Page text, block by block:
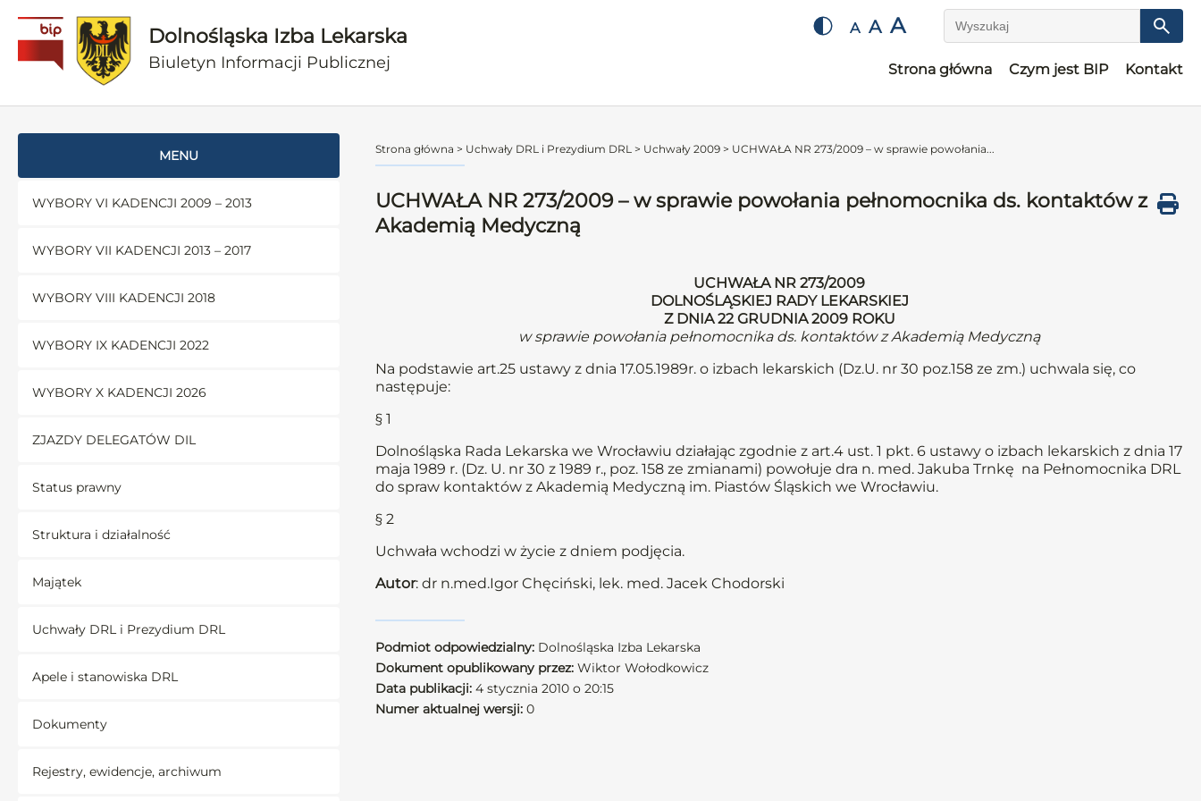
Dolnośląska Izba Lekarska
Biuletyn Informacji Publicznej
A A A Wyszukaj
Strona główna Czym jest BIP Kontakt
MENU
WYBORY VI KADENCJI 2009 – 2013
WYBORY VII KADENCJI 2013 – 2017
WYBORY VIII KADENCJI 2018
WYBORY IX KADENCJI 2022
WYBORY X KADENCJI 2026
ZJAZDY DELEGATÓW DIL
Status prawny
Struktura i działalność
Majątek
Uchwały DRL i Prezydium DRL
Apele i stanowiska DRL
Dokumenty
Rejestry, ewidencje, archiwum
Strona główna > Uchwały DRL i Prezydium DRL > Uchwały 2009 > UCHWAŁA NR 273/2009 – w sprawie powołania...
UCHWAŁA NR 273/2009 – w sprawie powołania pełnomocnika ds. kontaktów z
Akademią Medyczną
UCHWAŁA NR 273/2009
DOLNOŚLĄSKIEJ RADY LEKARSKIEJ
Z DNIA 22 GRUDNIA 2009 ROKU
w sprawie powołania pełnomocnika ds. kontaktów z Akademią Medyczną
Na podstawie art.25 ustawy z dnia 17.05.1989r. o izbach lekarskich (Dz.U. nr 30 poz.158 ze zm.) uchwala się, co
następuje:
§ 1
Dolnośląska Rada Lekarska we Wrocławiu działając zgodnie z art.4 ust. 1 pkt. 6 ustawy o izbach lekarskich z dnia 17
maja 1989 r. (Dz. U. nr 30 z 1989 r., poz. 158 ze zmianami) powołuje dra n. med. Jakuba Trnkę na Pełnomocnika DRL
do spraw kontaktów z Akademią Medyczną im. Piastów Śląskich we Wrocławiu.
§ 2
Uchwała wchodzi w życie z dniem podjęcia.
Autor: dr n.med.Igor Chęciński, lek. med. Jacek Chodorski
Podmiot odpowiedzialny: Dolnośląska Izba Lekarska
Dokument opublikowany przez: Wiktor Wołodkowicz
Data publikacji: 4 stycznia 2010 o 20:15
Numer aktualnej wersji: 0